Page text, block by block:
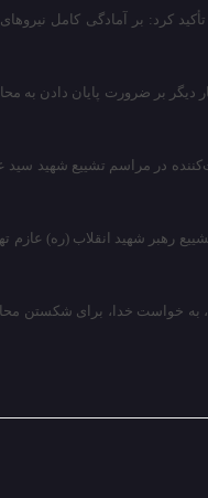
کرد: بر آمادگی کامل
دیگر بر ضرورت پایان دادن به
در مراسم تشییع شهید سید
رهبر شهید انقلاب (ره) عازم
به خواست خدا، برای